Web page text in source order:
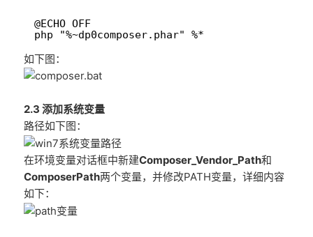
1
2
@ECHO OFF
php "%~dp0composer.phar" %*
如下图：
2.3 添加系统变量
路径如下图：
在环境变量对话框中新建Composer_Vendor_Path和
ComposerPath两个变量，并修改PATH变量，详细内容
如下：